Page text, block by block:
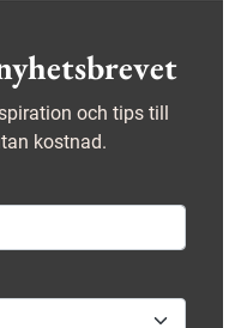
och tips till
kostnad.